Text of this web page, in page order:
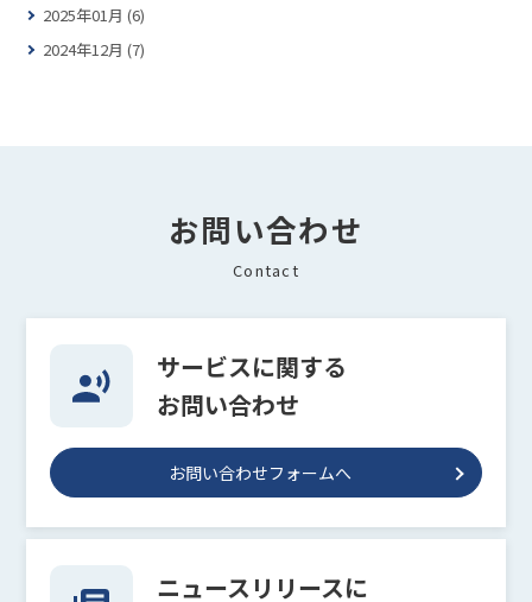
2025年01月 (6)
2024年12月 (7)
お問い合わせ
Contact
サービスに関する
お問い合わせ
お問い合わせフォームへ
ニュースリリースに